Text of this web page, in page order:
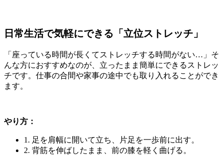
日常生活で気軽にできる「立位ストレッチ」
「座っている時間が長くてストレッチする時間がない…」そ
んな方におすすめなのが、立ったまま簡単にできるストレッ
チです。仕事の合間や家事の途中でも取り入れることができ
ます。
やり方：
1. 足を肩幅に開いて立ち、片足を一歩前に出す。
2. 背筋を伸ばしたまま、前の膝を軽く曲げる。